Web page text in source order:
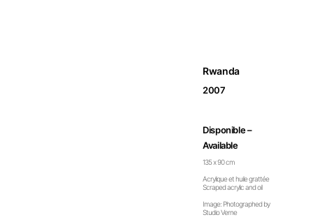
Rwanda
2007
Disponible –
Available
135 x 90 cm
Acrylique et huile grattée
Scraped acrylic and oil
Image: Photographed by
Studio Verne